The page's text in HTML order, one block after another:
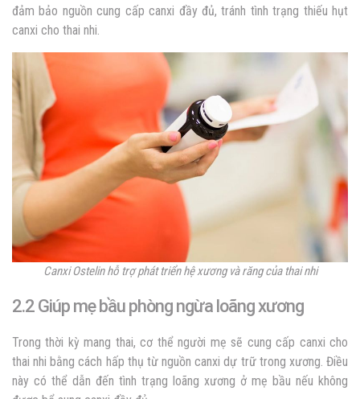
đảm bảo nguồn cung cấp canxi đầy đủ, tránh tình trạng thiếu hụt
canxi cho thai nhi.
Canxi Ostelin hỗ trợ phát triển hệ xương và răng của thai nhi
2.2 Giúp mẹ bầu phòng ngừa loãng xương
Trong thời kỳ mang thai, cơ thể người mẹ sẽ cung cấp canxi cho
thai nhi bằng cách hấp thụ từ nguồn canxi dự trữ trong xương. Điều
này có thể dẫn đến tình trạng loãng xương ở mẹ bầu nếu không